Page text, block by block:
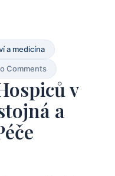
a medicína
Comments
v
a